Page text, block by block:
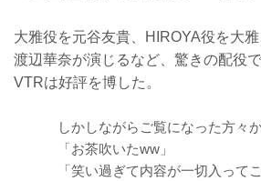
大雅役を元谷友貴、HIROYA役を大
渡辺華奈が演じるなど、驚きの配役
VTRは好評を博した。
しかしながらご覧になった方々
「お茶吹いたww」
「笑い過ぎて内容が一切入ってこ